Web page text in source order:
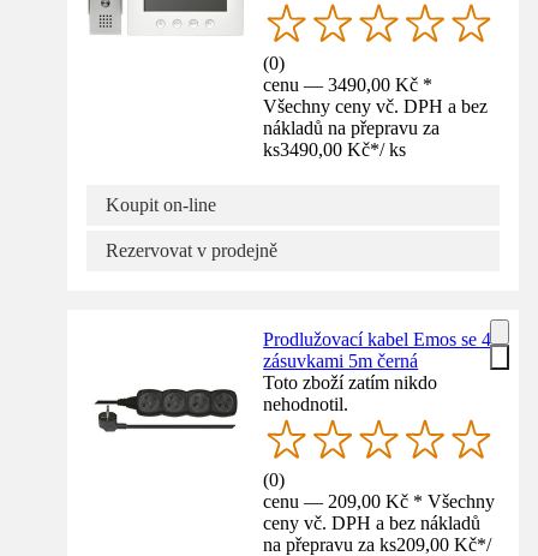
(0)
cenu — 3490,00 Kč *
Všechny ceny vč. DPH a bez
nákladů na přepravu za
ks3490,00 Kč*/ ks
Koupit on-line
Rezervovat v prodejně
Prodlužovací kabel Emos se 4
zásuvkami 5m černá
Toto zboží zatím nikdo
nehodnotil.
(0)
cenu — 209,00 Kč * Všechny
ceny vč. DPH a bez nákladů
na přepravu za ks209,00 Kč*/